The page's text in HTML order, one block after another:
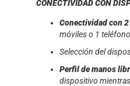
CONECTIVIDAD CON
Conectividad con
móviles o 1
Selección del
Perfil de manos
dispositivo